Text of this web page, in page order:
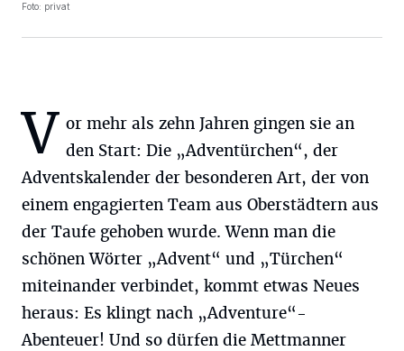
Foto: privat
V or mehr als zehn Jahren gingen sie an
den Start: Die „Adventürchen“, der
Adventskalender der besonderen Art, der von
einem engagierten Team aus Oberstädtern aus
der Taufe gehoben wurde. Wenn man die
schönen Wörter „Advent“ und „Türchen“
miteinander verbindet, kommt etwas Neues
heraus: Es klingt nach „Adventure“-
Abenteuer! Und so dürfen die Mettmanner